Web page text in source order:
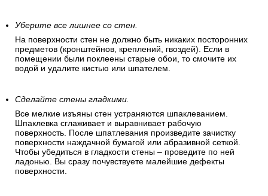
Уберите все лишнее со стен.
На поверхности стен не должно быть никаких посторонних
предметов (кронштейнов, креплений, гвоздей). Если в
помещении были поклеены старые обои, то смочите их
водой и удалите кистью или шпателем.
Сделайте стены гладкими.
Все мелкие изъяны стен устраняются шпаклеванием.
Шпаклевка сглаживает и выравнивает рабочую
поверхность. После шпатлевания произведите зачистку
поверхности наждачной бумагой или абразивной сеткой.
Чтобы убедиться в гладкости стены – проведите по ней
ладонью. Вы сразу почувствуете малейшие дефекты
поверхности.